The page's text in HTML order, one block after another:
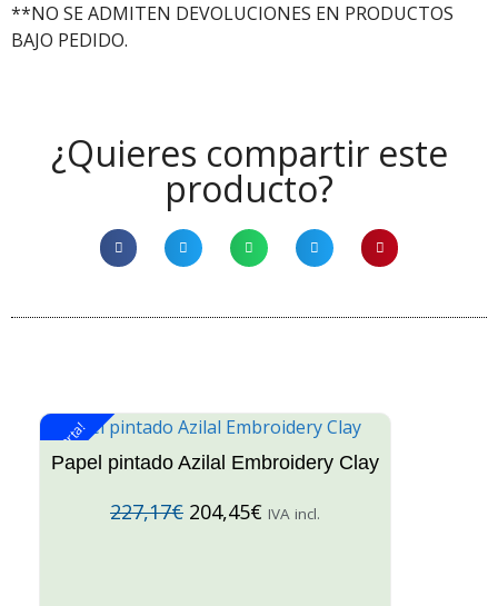
**NO SE ADMITEN DEVOLUCIONES EN PRODUCTOS
BAJO PEDIDO.
¿Quieres compartir este
producto?
¡Oferta!
Papel pintado Azilal Embroidery Clay
227,17€ 204,45€ IVA incl.